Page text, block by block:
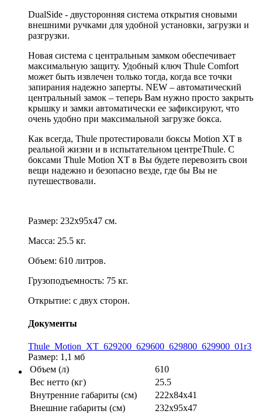
DualSide - двусторонняя система открытия сновыми
внешними ручками для удобной установки, загрузки и
разгрузки.
Новая система с центральным замком обеспечивает
максимальную защиту. Удобный ключ Thule Comfort
может быть извлечен только тогда, когда все точки
запирания надежно заперты. NEW – автоматический
центральный замок – теперь Вам нужно просто закрыть
крышку и замки автоматически ее зафиксируют, что
очень удобно при максимальной загрузке бокса.
Как всегда, Thule протестировали боксы Motion XT в
реальной жизни и в испытательном центреThule. С
боксами Thule Motion XT в Вы будете перевозить свои
вещи надежно и безопасно везде, где бы Вы не
путешествовали.
Размер: 232х95х47 см.
Масса: 25.5 кг.
Объем: 610 литров.
Грузоподъемность: 75 кг.
Открытие: с двух сторон.
Документы
Thule_Motion_XT_629200_629600_629800_629900_01r3
Размер: 1,1 мб
Объем (л)
610
Вес нетто (кг)
25.5
Внутренние габариты (см)
222x84x41
Внешние габариты (см)
232х95х47